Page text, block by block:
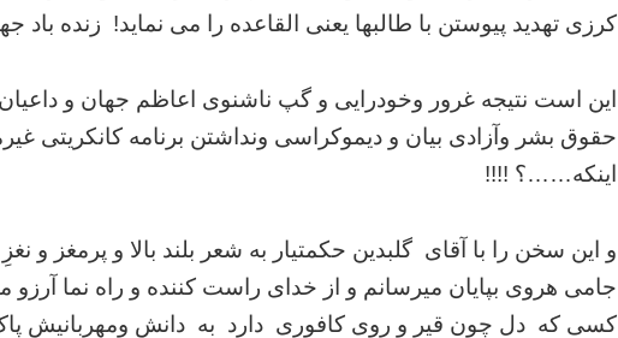
کرزی تهدید پیوستن با طالبها یعنی القاعده را می نماید! زنده باد
این است نتیجه غرور وخودرایی و گپ ناشنوی اعاظم جهان و داعیان
حقوق بشر وآزادی بیان و دیموکراسی ونداشتن برنامه کانکریتی
اینکه……؟ !!!!
و این سخن را با آقای گلبدین حکمتیار به شعر بلند بالا و پرمغز و
جامی هروی بپایان میرسانم و از خدای راست کننده و راه نما آرزو
کسی که دل چون قیر و روی کافوری دارد به دانش ومهربانیش